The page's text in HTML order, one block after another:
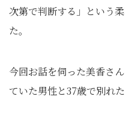
次第で判断する」という
た。
今回お話を伺った美香さ
ていた男性と37歳で別れた